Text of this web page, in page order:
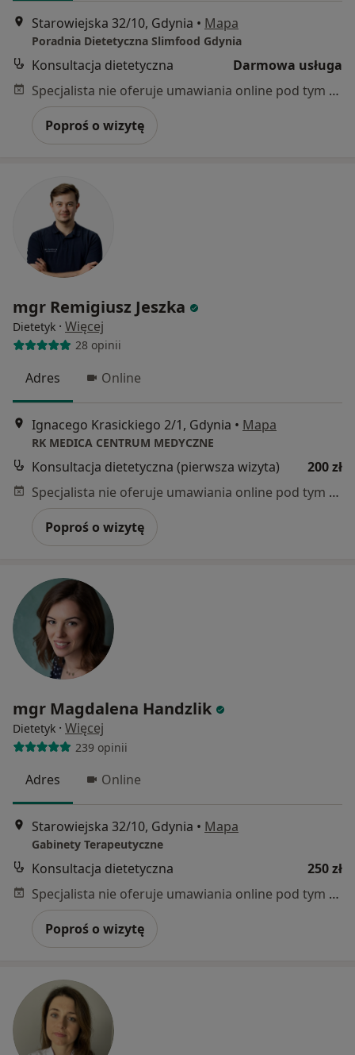
Starowiejska 32/10, Gdynia • Mapa
Poradnia Dietetyczna Slimfood Gdynia
Konsultacja dietetyczna
Darmowa usługa
Specjalista nie oferuje umawiania online pod tym adresem.
Poproś o wizytę
mgr Remigiusz Jeszka
Dietetyk · Więcej
28 opinii
Adres Online
Ignacego Krasickiego 2/1, Gdynia • Mapa
RK MEDICA CENTRUM MEDYCZNE
Konsultacja dietetyczna (pierwsza wizyta)
200 zł
Specjalista nie oferuje umawiania online pod tym adresem.
Poproś o wizytę
mgr Magdalena Handzlik
Dietetyk · Więcej
239 opinii
Adres Online
Starowiejska 32/10, Gdynia • Mapa
Gabinety Terapeutyczne
Konsultacja dietetyczna
250 zł
Specjalista nie oferuje umawiania online pod tym adresem.
Poproś o wizytę